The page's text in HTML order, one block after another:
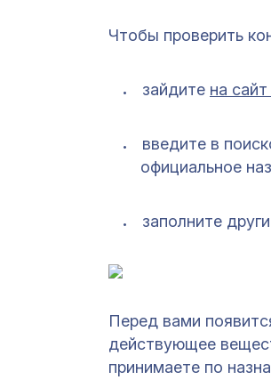
Чтобы проверить
зайдите на
введите в
официальное
заполните
Перед вами
действующее
принимаете по